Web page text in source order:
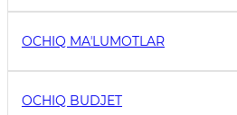
OCHIQ MAʼLUMOTLAR
OCHIQ BUDJET